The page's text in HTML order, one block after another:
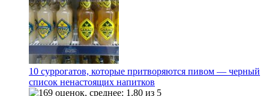
10 суррогатов, которые притворяются пивом — черный
список ненастоящих напитков